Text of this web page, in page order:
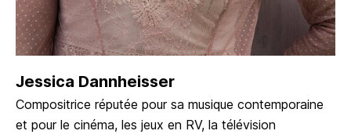
Jessica Dannheisser
Compositrice réputée pour sa musique contemporaine
et pour le cinéma, les jeux en RV, la télévision